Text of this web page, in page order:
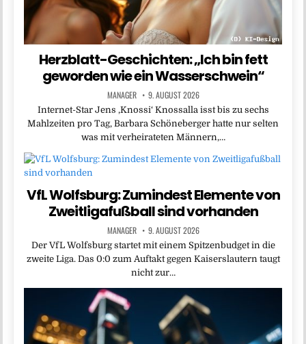
Herzblatt-Geschichten: „Ich bin fett
geworden wie ein Wasserschwein“
MANAGER 9. AUGUST 2026
Internet-Star Jens ,Knossi‘ Knossalla isst bis zu sechs
Mahlzeiten pro Tag, Barbara Schöneberger hatte nur selten
was mit verheirateten Männern,…
VfL Wolfsburg: Zumindest Elemente von
Zweitligafußball sind vorhanden
MANAGER 9. AUGUST 2026
Der VfL Wolfsburg startet mit einem Spitzenbudget in die
zweite Liga. Das 0:0 zum Auftakt gegen Kaiserslautern taugt
nicht zur…